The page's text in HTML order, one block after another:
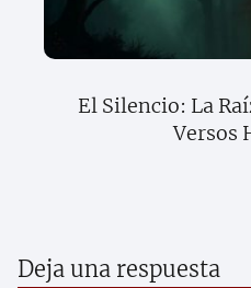
El Silencio: La
Versos
Deja una respuesta